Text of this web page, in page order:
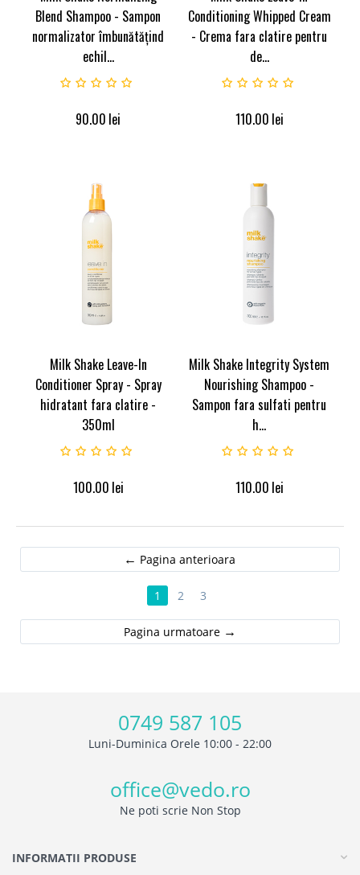
Blend Shampoo - Sampon
normalizator îmbunătățind
echil...
90.00 lei
Conditioning Whipped Cream
- Crema fara clatire pentru
de...
110.00 lei
Milk Shake Leave-In
Conditioner Spray - Spray
hidratant fara clatire -
350ml
100.00 lei
Milk Shake Integrity System
Nourishing Shampoo -
Sampon fara sulfati pentru
h...
110.00 lei
Pagina anterioara
1 2 3
Pagina urmatoare
0749 587 105
Luni-Duminica Orele 10:00 - 22:00
office@vedo.ro
Ne poti scrie Non Stop
INFORMATII PRODUSE